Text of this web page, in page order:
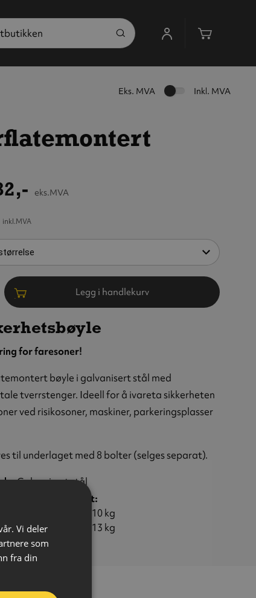
Eks. MVA Inkl. MVA
eks.MVA
inkl.MVA
Legg i handlekurv
for faresoner!
bøyle i galvanisert stål med
tverrstenger. Ideell for å ivareta sikkerheten
ved risikosoner, maskiner, parkeringsplasser
til underlaget med 8 bolter (selges separat).
Galvanisert stål
/ Mål (HxL) / Vekt:
/ 1000 x 1000 mm / 10 kg
/ 1000 x 2000 mm / 13 kg
Vi deler
som
fra din